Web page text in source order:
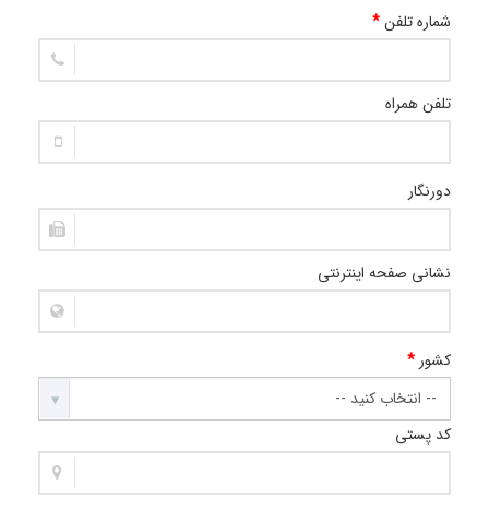
شماره تلفن*
تلفن همراه
دورنگار
نشانی صفحه اینترنتی
کشور *
کد پستی